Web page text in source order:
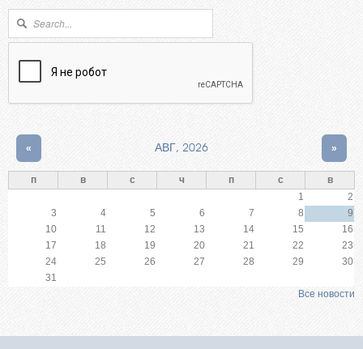
Форма поиска
Поиск
АВГ, 2026
« »
п в с ч п с
в
1
2
3
4 5 6 7 8
9
10
11 12 13 14 15
16
17
18 19 20 21 22
23
24
25 26 27 28 29
30
31
Все новости